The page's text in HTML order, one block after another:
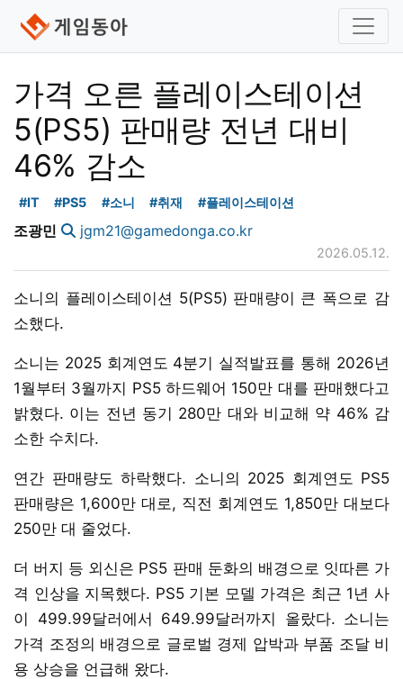
가격 오른 플레이스테이션
5(PS5) 판매량 전년 대비
46% 감소
#IT #PS5 #소니 #취재 #플레이스테이션
조광민 jgm21@gamedonga.co.kr
2026.05.12.
소니의 플레이스테이션 5(PS5) 판매량이 큰 폭으로 감
소했다.
소니는 2025 회계연도 4분기 실적발표를 통해 2026년
1월부터 3월까지 PS5 하드웨어 150만 대를 판매했다고
밝혔다. 이는 전년 동기 280만 대와 비교해 약 46% 감
소한 수치다.
연간 판매량도 하락했다. 소니의 2025 회계연도 PS5
판매량은 1,600만 대로, 직전 회계연도 1,850만 대보다
250만 대 줄었다.
더 버지 등 외신은 PS5 판매 둔화의 배경으로 잇따른 가
격 인상을 지목했다. PS5 기본 모델 가격은 최근 1년 사
이 499.99달러에서 649.99달러까지 올랐다. 소니는
가격 조정의 배경으로 글로벌 경제 압박과 부품 조달 비
용 상승을 언급해 왔다.